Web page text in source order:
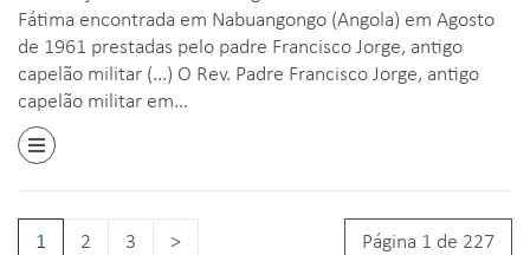
Fátima encontrada em Nabuangongo (Angola) em Agosto
de 1961 prestadas pelo padre Francisco Jorge, antigo
capelão militar (...) O Rev. Padre Francisco Jorge, antigo
capelão militar em…
1 2 3 > Página 1 de 227